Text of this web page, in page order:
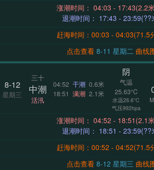
涨潮时间： 04:03 - 17:43(2.2
退潮时间： 17:43 -
赶海时间：00:03 - 04:03(71.5
点击查看
8-11 星期二 曲线
8-12
星期三
三十
中潮
活汛
04:52 干潮 0.6米
18:51 满潮 2.1米
阴
气温
25.63°C
水温26.6°C
气压992hpa
涨潮时间： 04:52 - 18:51(2.1
退潮时间： 18:51 -
赶海时间：00:52 - 04:52(71.5
点击查看
8-12 星期三 曲线